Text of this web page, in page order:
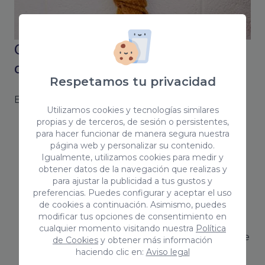
Respetamos tu privacidad
Utilizamos cookies y tecnologías similares
propias y de terceros, de sesión o persistentes,
para hacer funcionar de manera segura nuestra
página web y personalizar su contenido.
Igualmente, utilizamos cookies para medir y
obtener datos de la navegación que realizas y
para ajustar la publicidad a tus gustos y
preferencias. Puedes configurar y aceptar el uso
de cookies a continuación. Asimismo, puedes
modificar tus opciones de consentimiento en
cualquier momento visitando nuestra Política
de Cookies y obtener más información
haciendo clic en: Aviso legal
Coco Solution como tu agencia de
comunicación en Vitoria
En Coco Solution te ayudamos con:
Tu comunicación corporativa:Te ayudamos
a desarrollar una buena estrategia
corporativa para construir tu marca y
mejorar tu posicionamiento y reputación.
Nos encargaremos de definir tu branding y
de diferenciarte de la competencia.
El Marketing:Definimos una estrategia para
determinar un buen plan de marketing o de
una acción puntual para tu negocio.